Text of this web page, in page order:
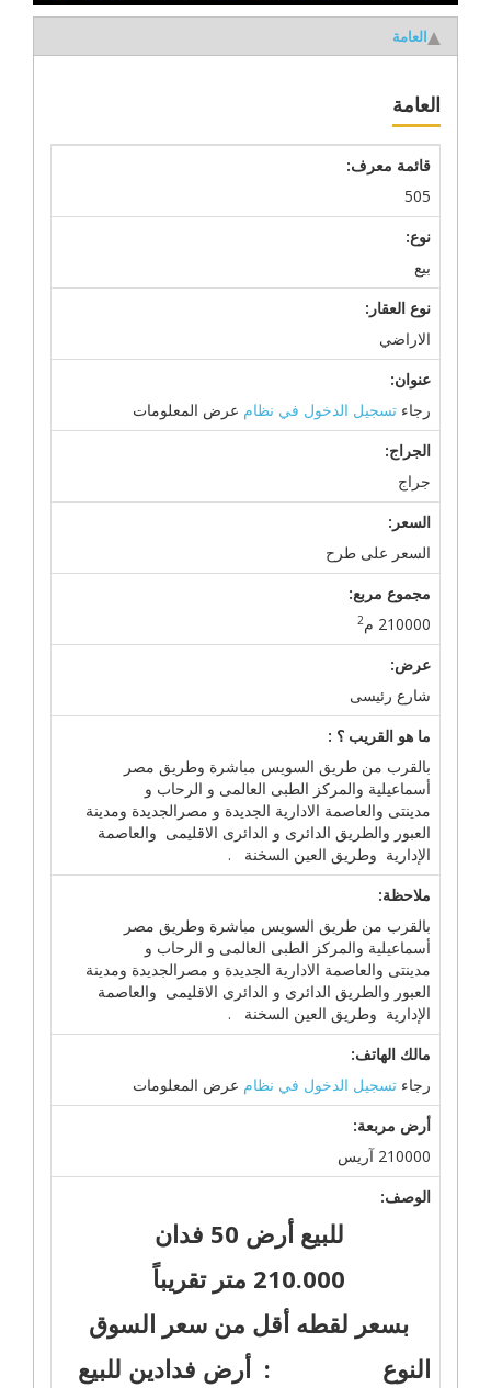
العامة
العامة
قائمة معرف:
505
نوع:
بيع
نوع العقار:
الاراضي
عنوان:
رجاء تسجيل الدخول في نظام عرض المعلومات
الجراج:
جراج
السعر:
السعر على طرح
مجموع مربع:
210000 م
2
عرض:
شارع رئيسى
ما هو القريب ؟ :
بالقرب من طريق السويس مباشرة وطريق مصر
أسماعيلية والمركز الطبى العالمى و الرحاب و
مدينتى والعاصمة الادارية الجديدة و مصرالجديدة ومدينة
العبور والطريق الدائرى و الدائرى الاقليمى والعاصمة
الإدارية وطريق العين السخنة .
ملاحظة:
بالقرب من طريق السويس مباشرة وطريق مصر
أسماعيلية والمركز الطبى العالمى و الرحاب و
مدينتى والعاصمة الادارية الجديدة و مصرالجديدة ومدينة
العبور والطريق الدائرى و الدائرى الاقليمى والعاصمة
الإدارية وطريق العين السخنة .
مالك الهاتف:
رجاء تسجيل الدخول في نظام عرض المعلومات
أرض مربعة:
210000 آريس
الوصف:
للبيع أرض 50 فدان
210.000 متر تقريباً
بسعر لقطه أقل من سعر السوق
النوع : أرض فدادين للبيع